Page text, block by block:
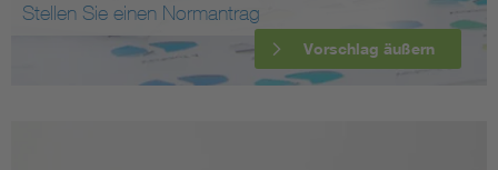
Stellen Sie einen Normantrag
Vorschlag äußern